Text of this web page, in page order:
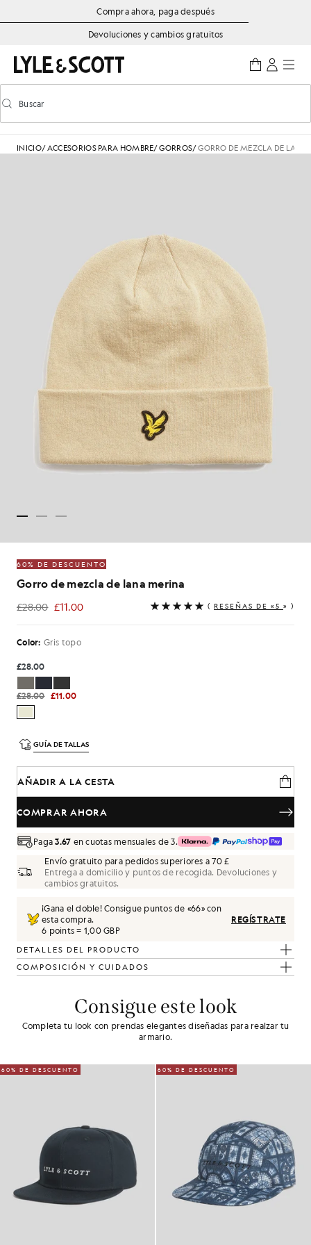
Saltar al contenido principal
Información de accesibilidadCompra ahora, paga después
Devoluciones y cambios gratuitos
Activar/desactivar la búsqueda predictiva
Buscar
INICIO/ACCESORIOS PARA HOMBRE/GORROS/GORRO DE MEZCLA DE
60% DE DESCUENTO
Gorro de mezcla de lana merina
£28.00 £11.00
£11.00 ( RESEÑAS DE «5 » )
Color: Gris topo
£28.00
£28.00 £11.00
GUÍA DE TALLAS
AÑADIR A LA CESTA
COMPRAR AHORA
Paga3.67 en cuotas mensuales de 3.
Envío gratuito para pedidos superiores a 70 £
Entrega a domicilio y puntos de recogida. Devoluciones y
cambios gratuitos.
¡Gana el doble! Consigue puntos de «66» con
esta compra.
6 points = 1,00 GBP
REGÍSTRATE
DETALLES DEL PRODUCTO
COMPOSICIÓN Y CUIDADOS
Consigue este look
Completa tu look con prendas elegantes diseñadas para realzar tu
armario.
60% DE DESCUENTO 60% DE DESCUENTO